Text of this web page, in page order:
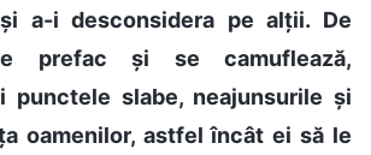
a-i desconsidera pe alții. De
prefac și se camuflează,
punctele slabe, neajunsurile și
oamenilor, astfel încât ei să le